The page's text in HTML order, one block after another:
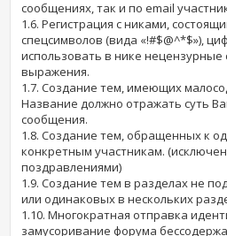
сообщениях, так и по email
1.6. Регистрация с никами,
спецсимволов (вида «!#$@^*$»),
использовать в нике нецензурные
выражения.
1.7. Создание тем, имеющих
Название должно отражать суть
сообщения.
1.8. Создание тем, обращенных к
конкретным участникам.
поздравлениями)
1.9. Создание тем в разделах не
или одинаковых в нескольких
1.10. Многократная отправка
замусоривание форума